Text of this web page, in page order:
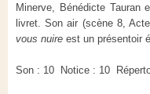
Minerve, Bénédicte Tauran
livret. Son air (scène 8,
vous nuire est un présentoir
Son : 10 Notice : 10